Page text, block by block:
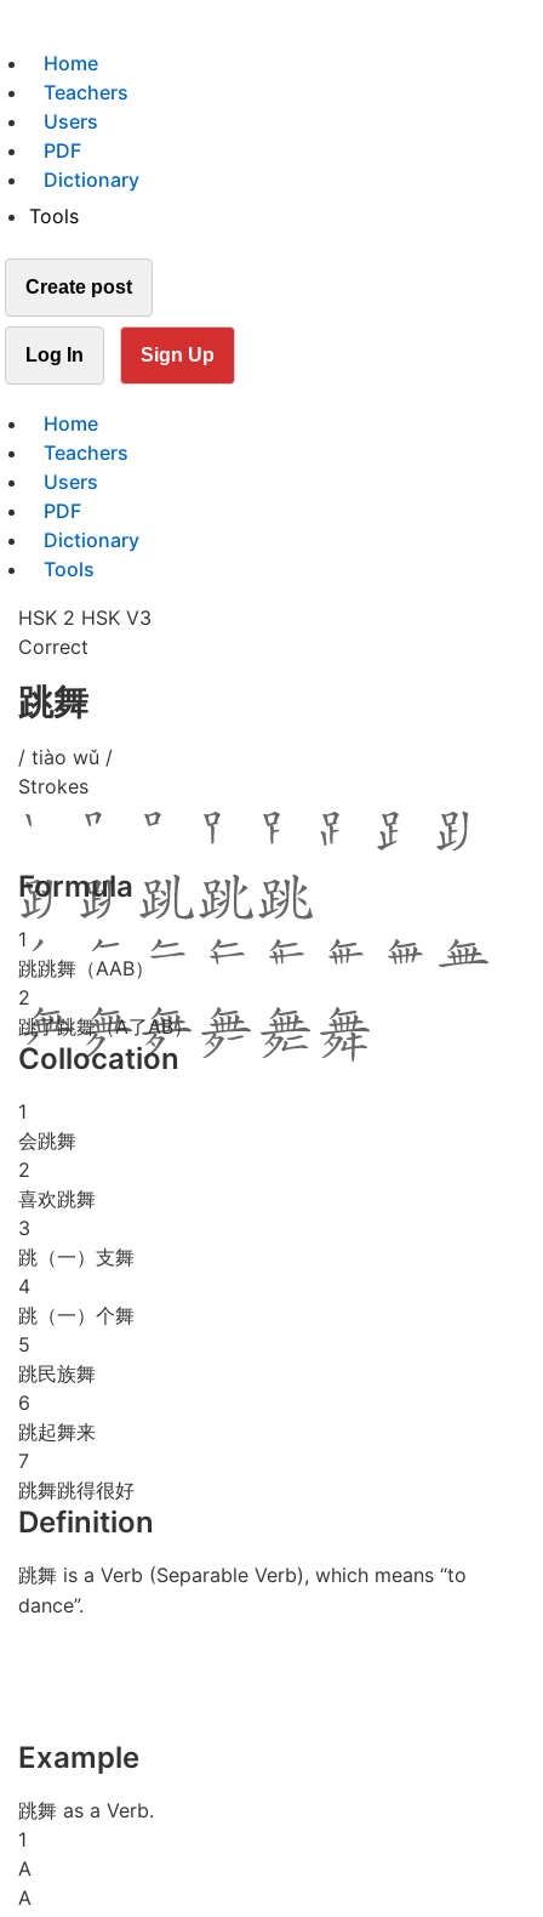
Home
Teachers
Users
PDF
Dictionary
Tools
Create post
Log In Sign Up
Home
Teachers
Users
PDF
Dictionary
Tools
HSK 2 HSK V3
Correct
跳舞
/ tiào wǔ /
Strokes
Formula
1
跳跳舞（AAB）
2
跳了跳舞（A了AB）
Collocation
1
会跳舞
2
喜欢跳舞
3
跳（一）支舞
4
跳（一）个舞
5
跳民族舞
6
跳起舞来
7
跳舞跳得很好
Definition
跳舞 is a Verb (Separable Verb), which means “to
dance”.
Example
跳舞 as a Verb.
1
A
A